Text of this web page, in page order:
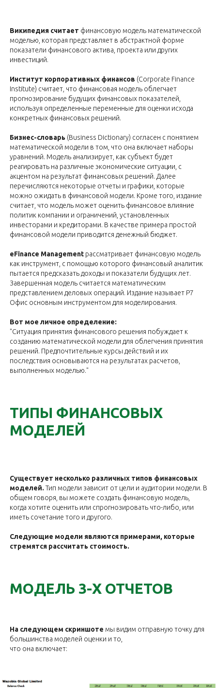
Википедия считает финансовую модель математической
моделью, которая представляет в абстрактной форме
показатели финансового актива, проекта или других
инвестиций.
Институт корпоративных финансов (Corporate Finance
Institute) считает, что финансовая модель облегчает
прогнозирование будущих финансовых показателей,
используя определенные переменные для оценки исхода
конкретных финансовых решений.
Бизнес-словарь (Business Dictionary) согласен с понятием
математической модели в том, что она включает наборы
уравнений. Модель анализирует, как субъект будет
реагировать на различные экономические ситуации, с
акцентом на результат финансовых решений. Далее
перечисляются некоторые отчеты и графики, которые
можно ожидать в финансовой модели. Кроме того, издание
считает, что модель может оценить финансовое влияние
политик компании и ограничений, установленных
инвесторами и кредиторами. В качестве примера простой
финансовой модели приводится денежный бюджет.
eFinance Management рассматривает финансовую модель
как инструмент, с помощью которого финансовый аналитик
пытается предсказать доходы и показатели будущих лет.
Завершенная модель считается математическим
представлением деловых операций. Издание называет Р7
Офис основным инструментом для моделирования.
Вот мое личное определение:
"Ситуация принятия финансового решения побуждает к
созданию математической модели для облегчения принятия
решений. Предпочтительные курсы действий и их
последствия основываются на результатах расчетов,
выполненных моделью."
ТИПЫ ФИНАНСОВЫХ
МОДЕЛЕЙ
Существует несколько различных типов финансовых
моделей. Тип модели зависит от цели и аудитории модели. В
общем говоря, вы можете создать финансовую модель,
когда хотите оценить или спрогнозировать что-либо, или
иметь сочетание того и другого.
Следующие модели являются примерами, которые
стремятся рассчитать стоимость.
МОДЕЛЬ 3-Х ОТЧЕТОВ
На следующем скриншоте мы видим отправную точку для
большинства моделей оценки и то,
что она включает: